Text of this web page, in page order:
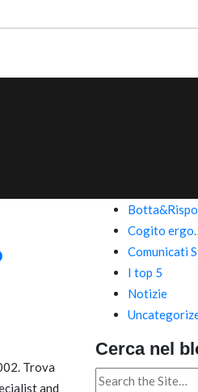
Trova
and
Cogito
Comunicati
I top 5
Notizie
Cerca nel
Search